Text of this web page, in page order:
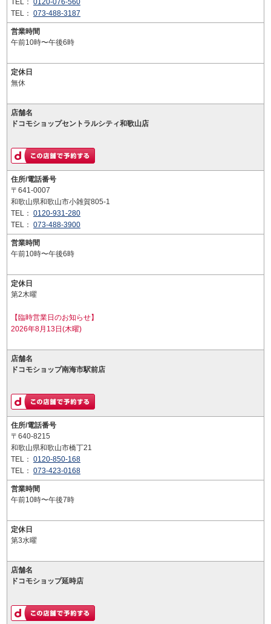
TEL： 0120-076-560
TEL： 073-488-3187
営業時間
午前10時〜午後6時
定休日
無休
店舗名
ドコモショップセントラルシティ和歌山店
住所/電話番号
〒641-0007
和歌山県和歌山市小雑賀805-1
TEL： 0120-931-280
TEL： 073-488-3900
営業時間
午前10時〜午後6時
定休日
第2木曜
【臨時営業日のお知らせ】
2026年8月13日(木曜)
店舗名
ドコモショップ南海市駅前店
住所/電話番号
〒640-8215
和歌山県和歌山市橋丁21
TEL： 0120-850-168
TEL： 073-423-0168
営業時間
午前10時〜午後7時
定休日
第3水曜
店舗名
ドコモショップ延時店